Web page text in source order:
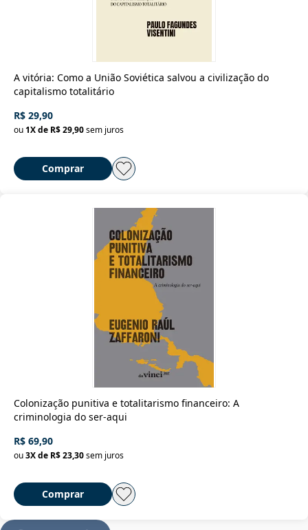
A vitória: Como a União Soviética salvou a civilização do
capitalismo totalitário
R$ 29,90
ou1X de R$ 29,90sem juros
Comprar
Colonização punitiva e totalitarismo financeiro: A
criminologia do ser-aqui
R$ 69,90
ou3X de R$ 23,30sem juros
Comprar